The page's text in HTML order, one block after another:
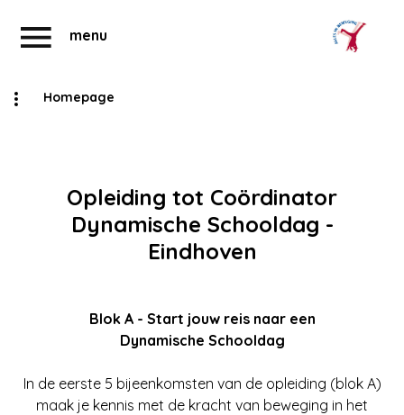
menu
Homepage
Opleiding tot Coördinator
Dynamische Schooldag -
Eindhoven
Blok A - Start jouw reis naar een
Dynamische Schooldag
In de eerste 5 bijeenkomsten van de opleiding (blok A)
maak je kennis met de kracht van beweging in het